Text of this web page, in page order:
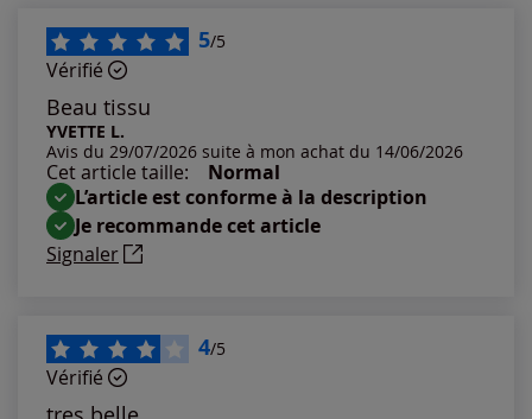
Les plus récents
Les plus anciens
Notes les plus élevées
Notes les plus basses
5/5
Vérifié
Beau tissu
YVETTE L.
Avis du 29/07/2026 suite à mon achat du 14/06/2026
Cet article taille:
Normal
L’article est conforme à la description
Je recommande cet article
Signaler
4/5
Vérifié